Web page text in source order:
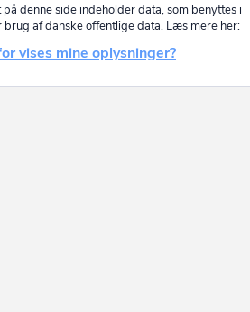
denne side indeholder data, som benyttes i
brug af danske offentlige data. Læs mere her:
vises mine oplysninger?